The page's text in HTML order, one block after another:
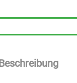
Beschreibung